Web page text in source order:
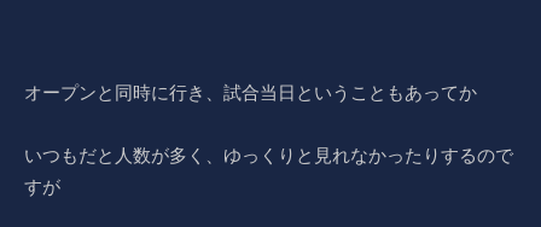
オープンと同時に行き、試合当日ということもあってか
いつもだと人数が多く、ゆっくりと見れなかったりするので
すが